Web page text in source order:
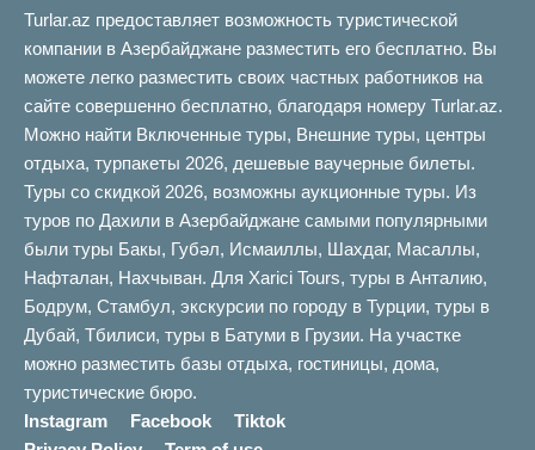
Turlar.az предоставляет возможность туристической
компании в Азербайджане разместить его бесплатно. Вы
можете легко разместить своих частных работников на
сайте совершенно бесплатно, благодаря номеру Turlar.az.
Можно найти Включенные туры, Внешние туры, центры
отдыха, турпакеты 2026, дешевые ваучерные билеты.
Туры со скидкой 2026, возможны аукционные туры. Из
туров по Дахили в Азербайджане самыми популярными
были туры Бакы, Губəл, Исмаиллы, Шахдаг, Масаллы,
Нафталан, Нахчыван. Для Xarici Tours, туры в Анталию,
Бодрум, Стамбул, экскурсии по городу в Турции, туры в
Дубай, Тбилиси, туры в Батуми в Грузии. На участке
можно разместить базы отдыха, гостиницы, дома,
туристические бюро.
Instagram
Facebook
Tiktok